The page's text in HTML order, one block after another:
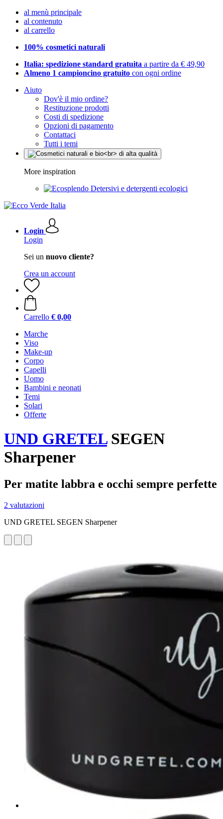
al menù principale
al contenuto
al carrello
100% cosmetici naturali
Italia: spedizione standard gratuita a partire da € 49,90
Almeno 1 campioncino gratuito con ogni ordine
Aiuto
Dov'è il mio ordine?
Restituzione prodotti
Costi di spedizione
Opzioni di pagamento
Contattaci
Tutti i temi
More inspiration
Detersivi e detergenti ecologici
Login
Login
Sei un nuovo cliente?
Crea un account
Carrello € 0,00
Marche
Viso
Make-up
Corpo
Capelli
Uomo
Bambini e neonati
Temi
Solari
Offerte
UND GRETELSEGEN
Sharpener
Per matite labbra e occhi sempre perfette
2 valutazioni
UND GRETEL SEGEN Sharpener